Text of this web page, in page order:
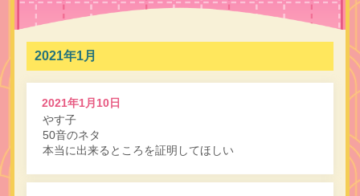
2021年1月
2021年1月10日
やす子
50音のネタ
本当に出来るところを証明してほしい